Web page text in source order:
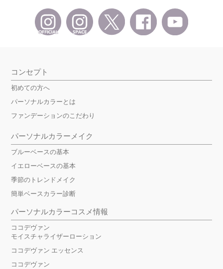
コンセプト
初めての方へ
パーソナルカラーとは
ファンデーションのこだわり
パーソナルカラーメイク
ブルーベースの基本
イエローベースの基本
季節のトレンドメイク
簡単ベースカラー診断
パーソナルカラーコスメ情報
ココデヴァン
モイスチャライザーローション
ココデヴァン エッセンス
ココデヴァン